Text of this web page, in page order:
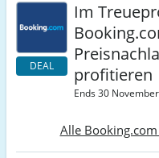
DEAL
Im
profitieren
Ends 30 November
Alle